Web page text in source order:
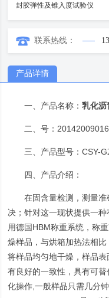
封胶弹性及锥入度试验仪
联系热线：
产品详情
一、产品名称：乳化沥
二、号：
三、产品型号：CSY-G
四、产品介绍：
在固含量检测，测量
决；针对这一现状提供一
用德国 HBM称重系统，称
燥样品，与烘箱加热法相比
将样品均匀地干燥，样品
有良好的一致性，具有可替
化操作 ,一般样品只需几分